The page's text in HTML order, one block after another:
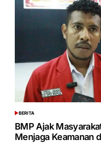
POSTED
IN
BERITA
BMP Ajak
Menjaga Keamanan